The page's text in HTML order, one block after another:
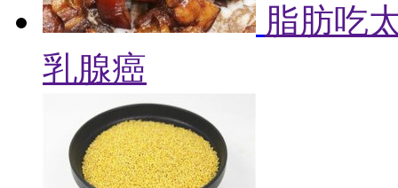
脂肪吃
乳腺癌